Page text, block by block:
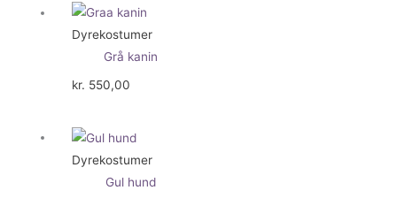
Dyrekostumer
Grå kanin
kr. 550,00
Dyrekostumer
Gul hund